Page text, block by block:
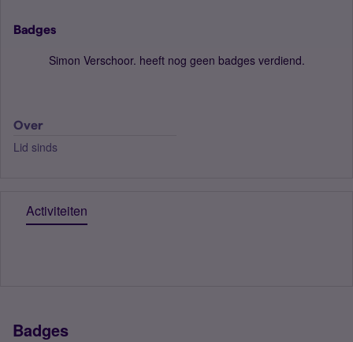
Badges
Simon Verschoor. heeft nog geen badges verdiend.
Over
Lid sinds
Activiteiten
Badges